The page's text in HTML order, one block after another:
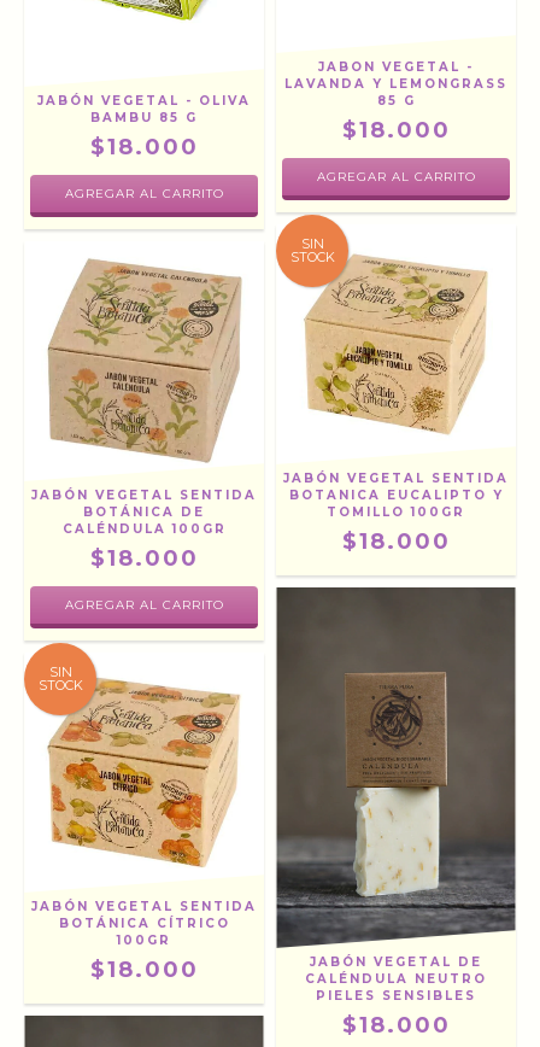
JABÓN VEGETAL - OLIVA
BAMBU 85 G
$18.000
JABON VEGETAL -
LAVANDA Y LEMONGRASS
85 G
$18.000
JABÓN VEGETAL SENTIDA
BOTÁNICA DE
CALÉNDULA 100GR
$18.000
SIN
STOCK
JABÓN VEGETAL SENTIDA
BOTANICA EUCALIPTO Y
TOMILLO 100GR
$18.000
SIN
STOCK
JABÓN VEGETAL SENTIDA
BOTÁNICA CÍTRICO
100GR
$18.000
JABÓN VEGETAL DE
CALÉNDULA NEUTRO
PIELES SENSIBLES
$18.000